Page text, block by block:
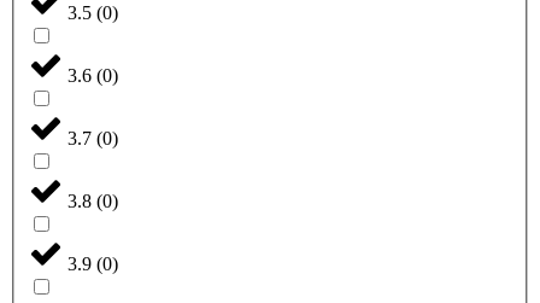
3.5 (0)
3.6 (0)
3.7 (0)
3.8 (0)
3.9 (0)